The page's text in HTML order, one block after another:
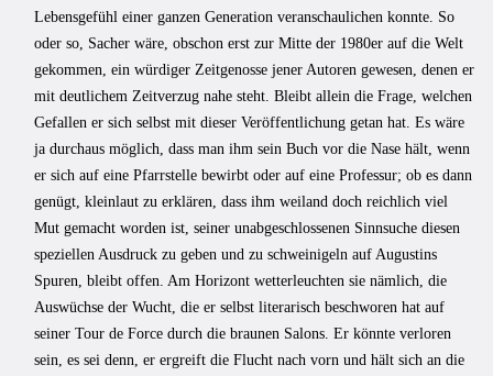
Lebensgefühl einer ganzen Generation veranschaulichen konnte. So
oder so, Sacher wäre, obschon erst zur Mitte der 1980er auf die Welt
gekommen, ein würdiger Zeitgenosse jener Autoren gewesen, denen er
mit deutlichem Zeitverzug nahe steht. Bleibt allein die Frage, welchen
Gefallen er sich selbst mit dieser Veröffentlichung getan hat. Es wäre
ja durchaus möglich, dass man ihm sein Buch vor die Nase hält, wenn
er sich auf eine Pfarrstelle bewirbt oder auf eine Professur; ob es dann
genügt, kleinlaut zu erklären, dass ihm weiland doch reichlich viel
Mut gemacht worden ist, seiner unabgeschlossenen Sinnsuche diesen
speziellen Ausdruck zu geben und zu schweinigeln auf Augustins
Spuren, bleibt offen. Am Horizont wetterleuchten sie nämlich, die
Auswüchse der Wucht, die er selbst literarisch beschworen hat auf
seiner Tour de Force durch die braunen Salons. Er könnte verloren
sein, es sei denn, er ergreift die Flucht nach vorn und hält sich an die